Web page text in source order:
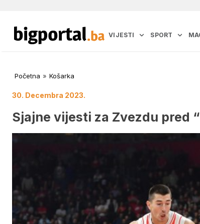
VIJESTI SPORT
Početna » Košarka
30. Decembra 2023.
Sjajne vijesti za Zvezdu pred